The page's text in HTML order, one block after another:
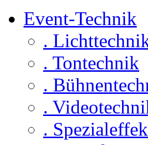
Event-Technik
.
. Tontechnik
.
.
.